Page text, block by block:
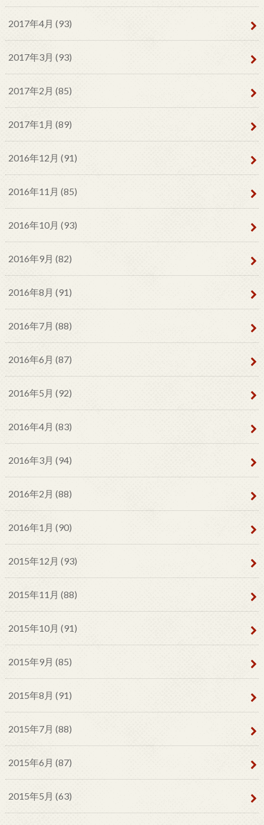
2017年4月 (93)
2017年3月 (93)
2017年2月 (85)
2017年1月 (89)
2016年12月 (91)
2016年11月 (85)
2016年10月 (93)
2016年9月 (82)
2016年8月 (91)
2016年7月 (88)
2016年6月 (87)
2016年5月 (92)
2016年4月 (83)
2016年3月 (94)
2016年2月 (88)
2016年1月 (90)
2015年12月 (93)
2015年11月 (88)
2015年10月 (91)
2015年9月 (85)
2015年8月 (91)
2015年7月 (88)
2015年6月 (87)
2015年5月 (63)